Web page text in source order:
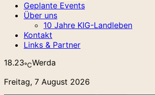
Geplante Events
Über uns
10 Jahre KIG-Landleben
Kontakt
Links & Partner
18.23℃Werda
Freitag, 7 August 2026